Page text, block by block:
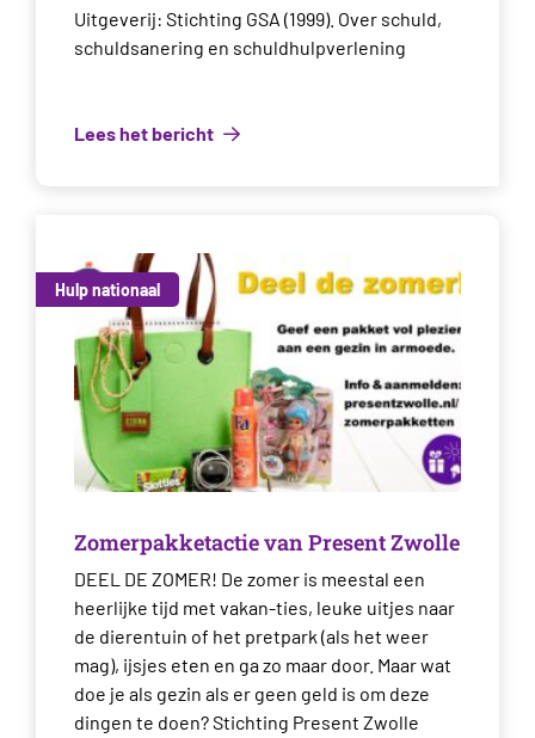
Uitgeverij: Stichting GSA (1999). Over schuld,
schuldsanering en schuldhulpverlening
Lees het bericht
Hulp nationaal
Zomerpakketactie van Present Zwolle
DEEL DE ZOMER! De zomer is meestal een
heerlijke tijd met vakan-ties, leuke uitjes naar
de dierentuin of het pretpark (als het weer
mag), ijsjes eten en ga zo maar door. Maar wat
doe je als gezin als er geen geld is om deze
dingen te doen? Stichting Present Zwolle